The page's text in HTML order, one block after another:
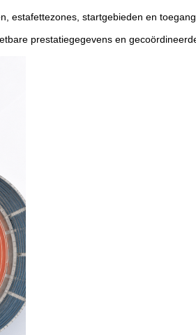
startgebieden en
prestatiegegevens en